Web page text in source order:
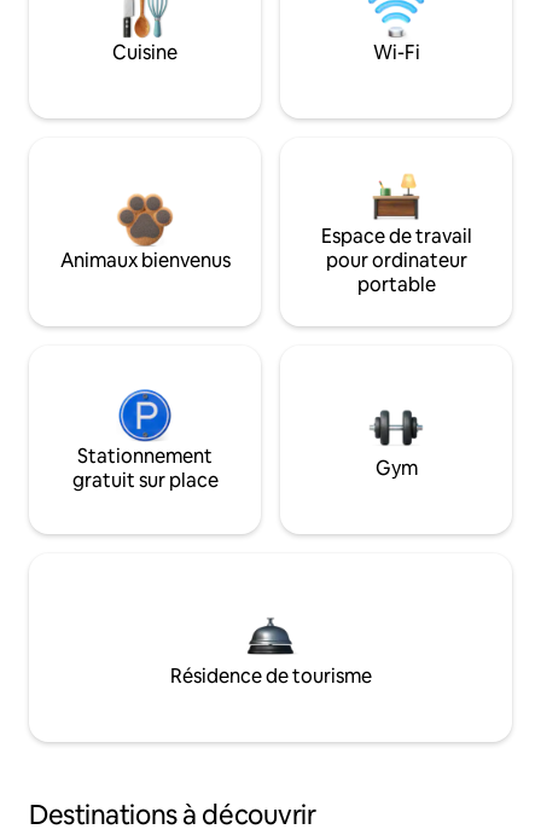
Cuisine Wi-Fi
Animaux bienvenus
Espace de travail
pour ordinateur
portable
Stationnement
gratuit sur place
Gym
Résidence de tourisme
Destinations à découvrir